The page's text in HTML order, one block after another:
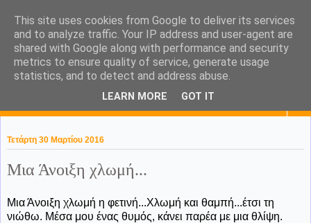
KaPa. Me without you...tea
without a biscuit!
Τετάρτη 30 Μαρτίου 2016
Μια Άνοιξη χλωμή...
Μια Άνοιξη χλωμή η φετινή...Χλωμή και θαμπή...έτσι τη
νιώθω. Μέσα μου ένας θυμός, κάνει παρέα με μια θλίψη.
This site uses cookies from Google to deliver its services
and to analyze traffic. Your IP address and user-agent are
shared with Google along with performance and security
metrics to ensure quality of service, generate usage
statistics, and to detect and address abuse.
LEARN MORE GOT IT